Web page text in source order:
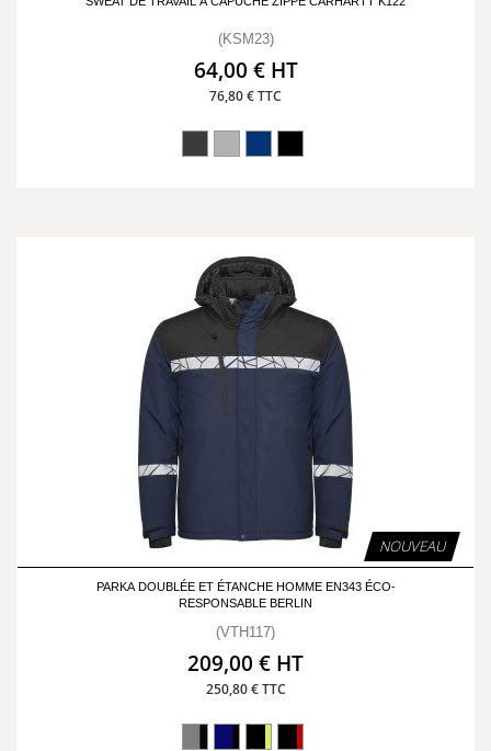
(KSM23)
64,00 € HT
76,80 € TTC
NOUVEAU
PARKA DOUBLÉE ET ÉTANCHE HOMME EN343 ÉCO-
RESPONSABLE BERLIN
(VTH117)
209,00 € HT
250,80 € TTC